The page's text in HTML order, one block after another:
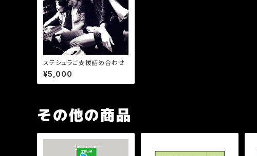
ステシュラご支援詰め合わせ
¥5,000
その他の商品